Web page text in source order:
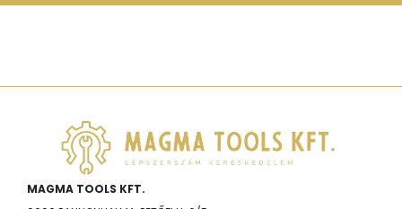
MAGMA TOOLS KFT.